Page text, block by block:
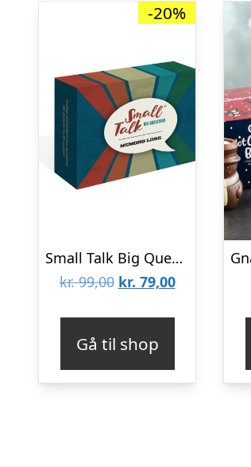
-20%
Small Talk Big Questions – Memory Lane
kr.99,00 Den
kr. 99,00.
kr. 79,00Den
kr. 79,00.
Gå til shop